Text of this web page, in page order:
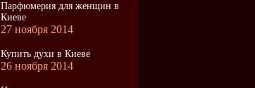
Парфюмерия для женщин в
Киеве
27 ноября 2014
Купить духи в Киеве
26 ноября 2014